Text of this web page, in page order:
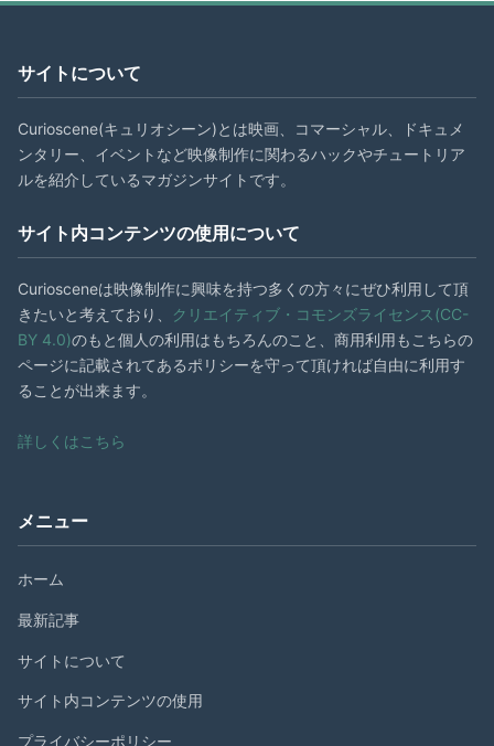
サイトについて
Curioscene(キュリオシーン)とは映画、コマーシャル、ドキュメ
ンタリー、イベントなど映像制作に関わるハックやチュートリア
ルを紹介しているマガジンサイトです。
サイト内コンテンツの使用について
Curiosceneは映像制作に興味を持つ多くの方々にぜひ利用して頂
きたいと考えており、
クリエイティブ・コモンズライセンス(CC-
BY 4.0)のもと個人の利用はもちろんのこと、商用利用もこちらの
ページに記載されてあるポリシーを守って頂ければ自由に利用す
ることが出来ます。
詳しくはこちら
メニュー
ホーム
最新記事
サイトについて
サイト内コンテンツの使用
プライバシーポリシー